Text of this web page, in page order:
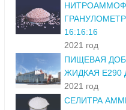
16:16:16
2021 год
ПИЩЕВАЯ
ЖИДКАЯ Е290
2021 год
СЕЛИТРА